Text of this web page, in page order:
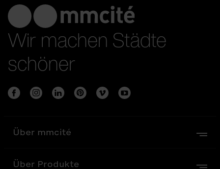
Wir machen Städte
schöner
Über mmcité
Über Produkte